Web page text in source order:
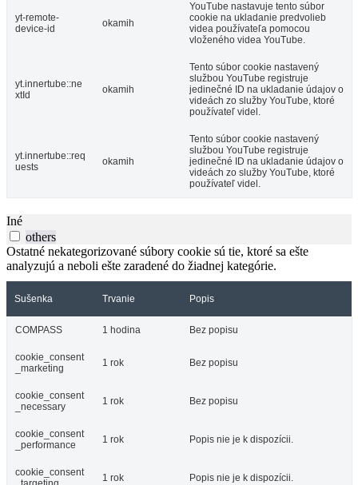
yt-remote-
device-id
okamih
YouTube nastavuje tento súbor
cookie na ukladanie predvolieb
videa používateľa pomocou
vloženého videa YouTube.
yt.innertube::ne
xtId
okamih
Tento súbor cookie nastavený
službou YouTube registruje
jedinečné ID na ukladanie údajov o
videách zo služby YouTube, ktoré
používateľ videl.
yt.innertube::req
uests
okamih
Tento súbor cookie nastavený
službou YouTube registruje
jedinečné ID na ukladanie údajov o
videách zo služby YouTube, ktoré
používateľ videl.
Iné
others
Ostatné nekategorizované súbory cookie sú tie, ktoré sa ešte
analyzujú a neboli ešte zaradené do žiadnej kategórie.
Sušenka Trvanie Popis
COMPASS 1 hodina Bez popisu
cookie_consent
_marketing
1 rok Bez popisu
cookie_consent
_necessary
1 rok Bez popisu
cookie_consent
_performance
1 rok Popis nie je k dispozícii.
cookie_consent
1 rok Popis nie je k dispozícii.